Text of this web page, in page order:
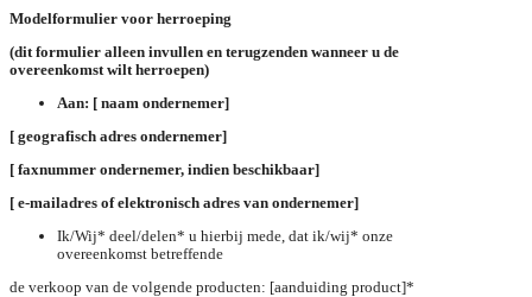
Modelformulier voor herroeping
(dit formulier alleen invullen en terugzenden wanneer u de
overeenkomst wilt herroepen)
Aan: [ naam ondernemer]
[ geografisch adres ondernemer]
[ faxnummer ondernemer, indien beschikbaar]
[ e-mailadres of elektronisch adres van ondernemer]
Ik/Wij* deel/delen* u hierbij mede, dat ik/wij* onze
overeenkomst betreffende
de verkoop van de volgende producten: [aanduiding product]*